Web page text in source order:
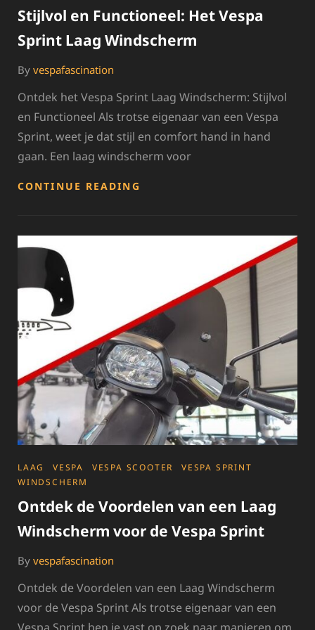
Stijlvol en Functioneel: Het Vespa
Sprint Laag Windscherm
By vespafascination
Ontdek het Vespa Sprint Laag Windscherm: Stijlvol
en Functioneel Als trotse eigenaar van een Vespa
Sprint, weet je dat stijl en comfort hand in hand
gaan. Een laag windscherm voor
CONTINUE READING
WINDSCHERM
CATEGORIES
LAAG VESPA VESPA SCOOTER
VESPA SPRINT
WINDSCHERM
Ontdek de Voordelen van een Laag
Windscherm voor de Vespa Sprint
By vespafascination
Ontdek de Voordelen van een Laag Windscherm
voor de Vespa Sprint Als trotse eigenaar van een